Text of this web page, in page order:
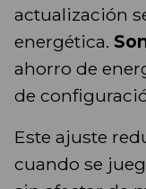
actualización
energética.
ahorro de
de
Este ajuste
cuando se